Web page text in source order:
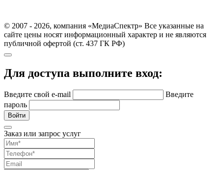
© 2007 - 2026, компания «МедиаСпектр» Все указанные на
сайте цены носят информационный характер и не являются
публичной офертой (ст. 437 ГК РФ)
Для доступа выполните вход:
Введите свой e-mail
Введите
пароль
Войти
Заказ или запрос услуг